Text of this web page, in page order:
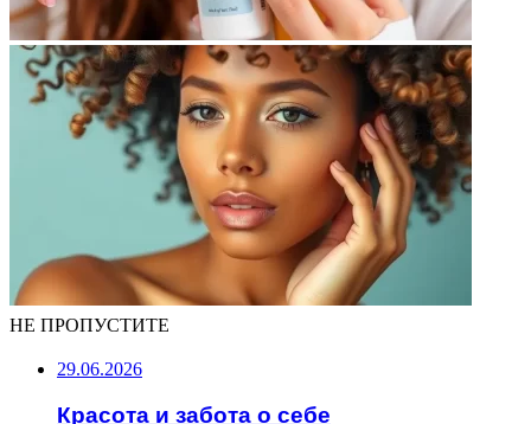
НЕ ПРОПУСТИТЕ
29.06.2026
Красота и забота о себе